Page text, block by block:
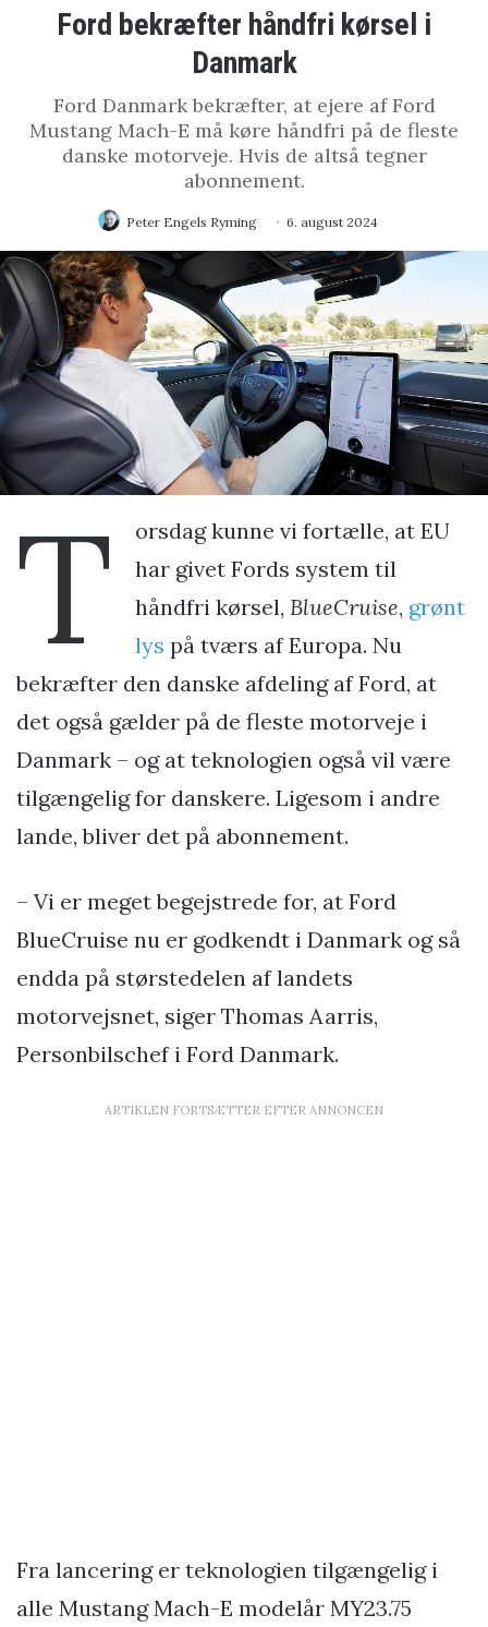
Ford bekræfter håndfri kørsel i
Danmark
Ford Danmark bekræfter, at ejere af Ford
Mustang Mach-E må køre håndfri på de fleste
danske motorveje. Hvis de altså tegner
abonnement.
Peter Engels Ryming 6. august 2024
T
orsdag kunne vi fortælle, at EU
har givet Fords system til
håndfri kørsel, BlueCruise, grønt
lys på tværs af Europa. Nu
bekræfter den danske afdeling af Ford, at
det også gælder på de fleste motorveje i
Danmark – og at teknologien også vil være
tilgængelig for danskere. Ligesom i andre
lande, bliver det på abonnement.
– Vi er meget begejstrede for, at Ford
BlueCruise nu er godkendt i Danmark og så
endda på størstedelen af landets
motorvejsnet, siger Thomas Aarris,
Personbilschef i Ford Danmark.
ARTIKLEN FORTSÆTTER EFTER ANNONCEN
Fra lancering er teknologien tilgængelig i
alle Mustang Mach-E modelår MY23.75